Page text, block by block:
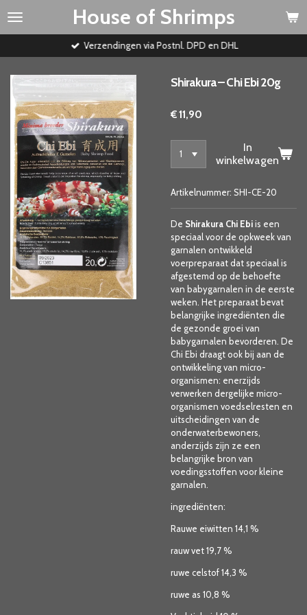
Ga
House of Shrimps
Verzendingen via Postnl. DPD en DHL
Shirakura – Chi Ebi 20g
€ 11,90
In
winkelwagen
Artikelnummer: SHI-CE-20
De Shirakura Chi Ebiis een
speciaal voor de opkweek van
garnalen ontwikkeld
voerpreparaat dat speciaal is
afgestemd op de behoefte
van babygarnalen in de eerste
weken. Het preparaat bevat
belangrijke ingrediënten die
de gezonde groei van
babygarnalen bevorderen. De
Chi Ebi draagt ook bij aan de
ontwikkeling van micro-
organismen: enerzijds
verwerken dergelijke micro-
organismen voedselresten en
uitscheidingen van de
onderwaterbewoners,
anderzijds zijn ze een
belangrijke bron van
voedingsstoffen voor kleine
garnalen.
ingrediënten:
Rauwe eiwitten 14,1 %
rauw vet 19,7 %
ruwe celstof 14,3 %
ruwe as 10,8 %